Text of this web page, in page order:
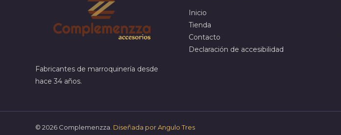
Fabricantes de marroquinería desde
hace 34 años.
Inicio
Tienda
Contacto
Declaración de accesibilidad
© 2026 Complemenzza. Diseñada por Angulo Tres